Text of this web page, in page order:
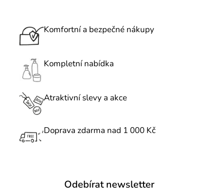
a
p
k
ý
u
v
á
Komfortní a bezpečné nákupy
Kompletní nabídka
Atraktivní slevy a akce
Doprava zdarma nad 1 000 Kč
Odebírat newsletter